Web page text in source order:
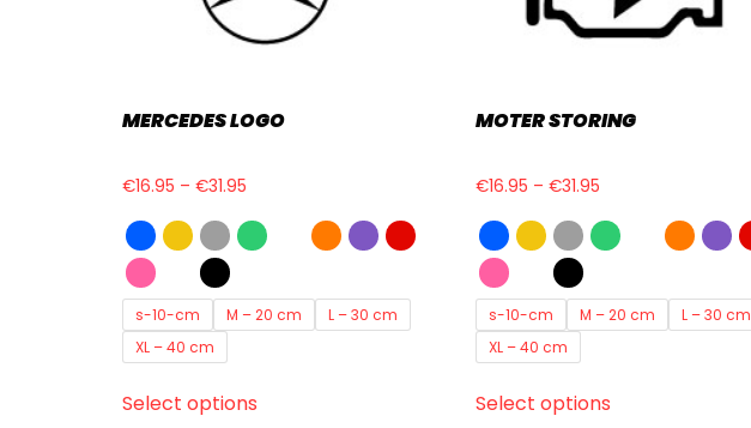
MERCEDES LOGO
€16.95 – €31.95
s-10-cm M – 20 cm
L – 30 cm
XL – 40 cm
Select options
MOTER STORING
€16.95 – €31.95
s-10-cm M – 20 cm
L – 30 cm
XL – 40 cm
Select options